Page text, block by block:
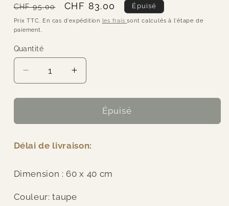
Prix
habituel
CHF 95.00
Prix
promotionnel
CHF 83.00 Épuisé
Prix TTC. En cas d'expédition les fraissont calculés à l'étape de
paiement.
Quantité
Quantité
Réduire
la
quantité
AYTM
Coussin
Motum
Augmenter
la
quantité
AYTM
Coussin
Motum
Épuisé
Délai de livraison:
Dimension : 60 x 40 cm
Couleur: taupe